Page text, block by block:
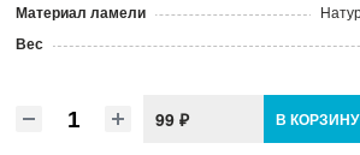
Материал ламели
Вес
99 ₽ В КОРЗИНУ